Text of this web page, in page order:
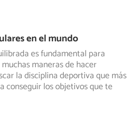
en el mundo
es fundamental para
maneras de hacer
la disciplina deportiva que más
conseguir los objetivos que te